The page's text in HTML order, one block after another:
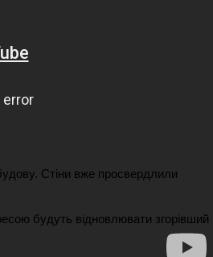
Стіни вже просвердлили
будуть відновлювати згорівший
ВОЙТИК